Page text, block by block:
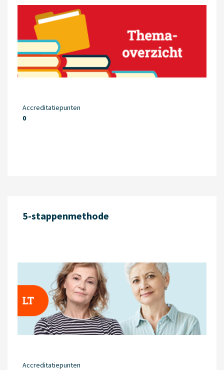
Accreditatiepunten
0
5-stappenmethode
Accreditatiepunten